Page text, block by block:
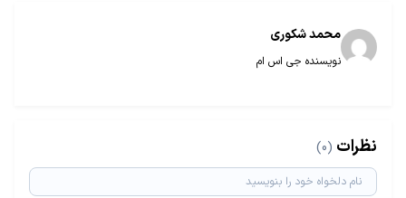
محمد شکوری
نویسنده جی اس ام
نظرات (0)